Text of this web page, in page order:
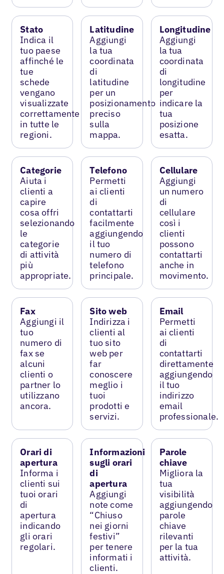
Stato
Indica il
tuo paese
affinché le
tue
schede
vengano
visualizzate
correttamente
in tutte le
regioni.
Latitudine
Aggiungi
la tua
coordinata
di
latitudine
per un
posizionamento
preciso
sulla
mappa.
Longitudine
Aggiungi
la tua
coordinata
di
longitudine
per
indicare la
tua
posizione
esatta.
Categorie
Aiuta i
clienti a
capire
cosa offri
selezionando
le
categorie
di attività
più
appropriate.
Telefono
Permetti
ai clienti
di
contattarti
facilmente
aggiungendo
il tuo
numero di
telefono
principale.
Cellulare
Aggiungi
un numero
di
cellulare
così i
clienti
possono
contattarti
anche in
movimento.
Fax
Aggiungi il
tuo
numero di
fax se
alcuni
clienti o
partner lo
utilizzano
ancora.
Sito web
Indirizza i
clienti al
tuo sito
web per
far
conoscere
meglio i
tuoi
prodotti e
servizi.
Email
Permetti
ai clienti
di
contattarti
direttamente
aggiungendo
il tuo
indirizzo
email
professionale.
Orari di
apertura
Informa i
clienti sui
tuoi orari
di
apertura
indicando
gli orari
regolari.
Informazioni
sugli orari
di
apertura
Aggiungi
note come
“Chiuso
nei giorni
festivi”
per tenere
informati i
clienti.
Parole
chiave
Migliora la
tua
visibilità
aggiungendo
parole
chiave
rilevanti
per la tua
attività.